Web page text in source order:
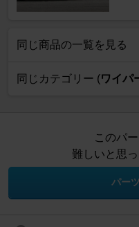
同じ商品の一覧を見る
同じカテゴリー (ワイパ
このパ
難しいと思
パー